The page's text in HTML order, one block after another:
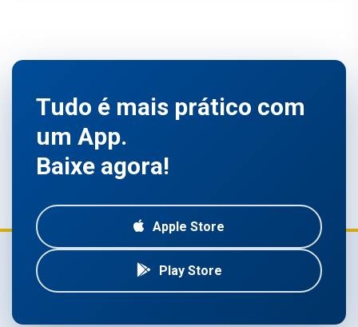
Tudo é mais prático com
um App.
Baixe agora!
Apple Store
Play Store